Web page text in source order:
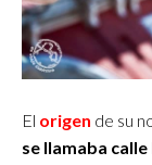
El origen de su
se llamaba